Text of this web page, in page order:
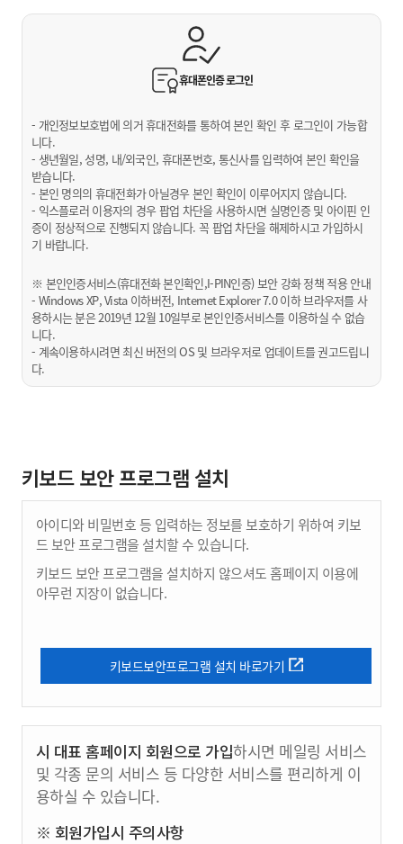
휴대폰인증로그인
- 개인정보보호법에 의거 휴대전화를 통하여 본인 확인 후 로그인이 가능합
니다.
- 생년월일, 성명, 내/외국인, 휴대폰번호, 통신사를 입력하여 본인 확인을
받습니다.
- 본인 명의의 휴대전화가 아닐경우 본인 확인이 이루어지지 않습니다.
- 익스플로러 이용자의 경우 팝업 차단을 사용하시면 실명인증 및 아이핀 인
증이 정상적으로 진행되지 않습니다. 꼭 팝업 차단을 해제하시고 가입하시
기 바랍니다.
※ 본인인증서비스(휴대전화 본인확인,I-PIN인증) 보안 강화 정책 적용 안내
- Windows XP, Vista 이하버전, Internet Explorer 7.0 이하 브라우저를 사
용하시는 분은 2019년 12월 10일부로 본인인증서비스를 이용하실 수 없습
니다.
- 계속이용하시려면 최신 버전의 OS 및 브라우저로 업데이트를 권고드립니
다.
키보드 보안 프로그램 설치
아이디와 비밀번호 등 입력하는 정보를 보호하기 위하여 키보
드 보안 프로그램을 설치할 수 있습니다.
키보드 보안 프로그램을 설치하지 않으셔도 홈페이지 이용에
아무런 지장이 없습니다.
키보드보안프로그램 설치 바로가기
시 대표 홈페이지 회원으로 가입하시면 메일링 서비스
및 각종 문의 서비스 등 다양한 서비스를 편리하게 이
용하실 수 있습니다.
※ 회원가입시 주의사항